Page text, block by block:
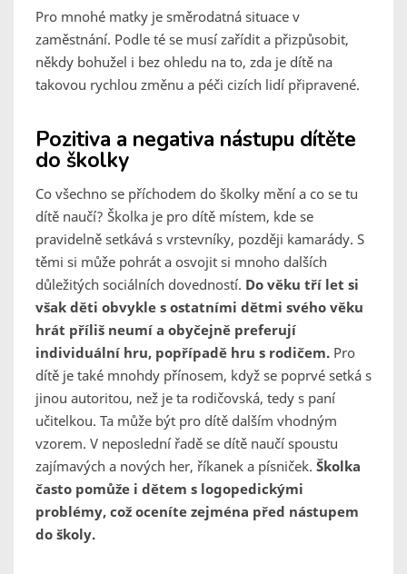
Pro mnohé matky je směrodatná situace v
zaměstnání. Podle té se musí zařídit a přizpůsobit,
někdy bohužel i bez ohledu na to, zda je dítě na
takovou rychlou změnu a péči cizích lidí připravené.
Pozitiva a negativa nástupu dítěte
do školky
Co všechno se příchodem do školky mění a co se tu
dítě naučí? Školka je pro dítě místem, kde se
pravidelně setkává s vrstevníky, později kamarády. S
těmi si může pohrát a osvojit si mnoho dalších
důležitých sociálních dovedností. Do věku tří let si
však děti obvykle s ostatními dětmi svého věku
hrát příliš neumí a obyčejně preferují
individuální hru, popřípadě hru s rodičem. Pro
dítě je také mnohdy přínosem, když se poprvé setká s
jinou autoritou, než je ta rodičovská, tedy s paní
učitelkou. Ta může být pro dítě dalším vhodným
vzorem. V neposlední řadě se dítě naučí spoustu
zajímavých a nových her, říkanek a písniček. Školka
často pomůže i dětem s logopedickými
problémy, což oceníte zejména před nástupem
do školy.